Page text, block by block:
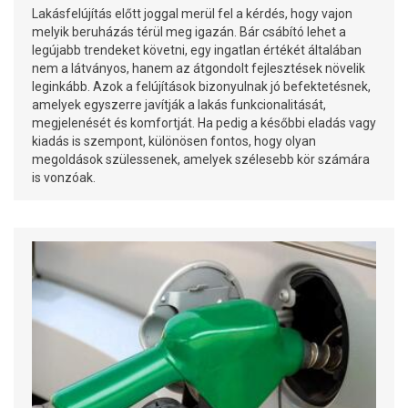
Lakásfelújítás előtt joggal merül fel a kérdés, hogy vajon
melyik beruházás térül meg igazán. Bár csábító lehet a
legújabb trendeket követni, egy ingatlan értékét általában
nem a látványos, hanem az átgondolt fejlesztések növelik
leginkább. Azok a felújítások bizonyulnak jó befektetésnek,
amelyek egyszerre javítják a lakás funkcionalitását,
megjelenését és komfortját. Ha pedig a későbbi eladás vagy
kiadás is szempont, különösen fontos, hogy olyan
megoldások szülessenek, amelyek szélesebb kör számára
is vonzóak.